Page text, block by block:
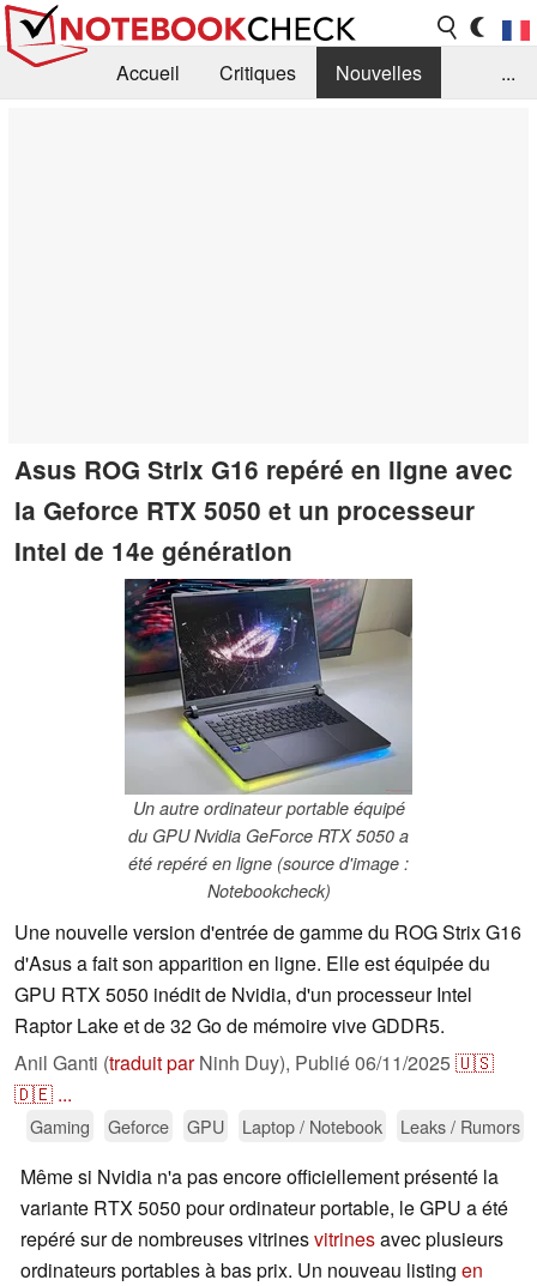
Accueil Critiques
Nouvelles
...
Asus ROG Strix G16 repéré en ligne avec
la Geforce RTX 5050 et un processeur
Intel de 14e génération
Un autre ordinateur portable équipé
du GPU Nvidia GeForce RTX 5050 a
été repéré en ligne (source d'image :
Notebookcheck)
Une nouvelle version d'entrée de gamme du ROG Strix G16
d'Asus a fait son apparition en ligne. Elle est équipée du
GPU RTX 5050 inédit de Nvidia, d'un processeur Intel
Raptor Lake et de 32 Go de mémoire vive GDDR5.
Anil Ganti (traduit parNinh Duy), Publié06/11/2025🇺🇸
🇩🇪 ...
Gaming Geforce GPU Laptop / Notebook Leaks / Rumors
Même si Nvidia n'a pas encore officiellement présenté la
variante RTX 5050 pour ordinateur portable, le GPU a été
repéré sur de nombreuses vitrinesvitrinesavec plusieurs
ordinateurs portables à bas prix. Un nouveau listing en